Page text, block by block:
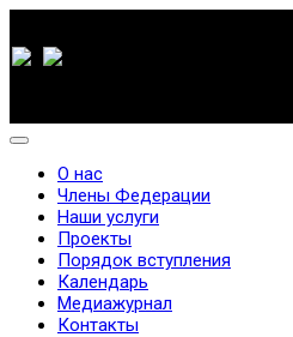
О нас
Члены Федерации
Наши услуги
Проекты
Порядок вступления
Календарь
Медиажурнал
Контакты